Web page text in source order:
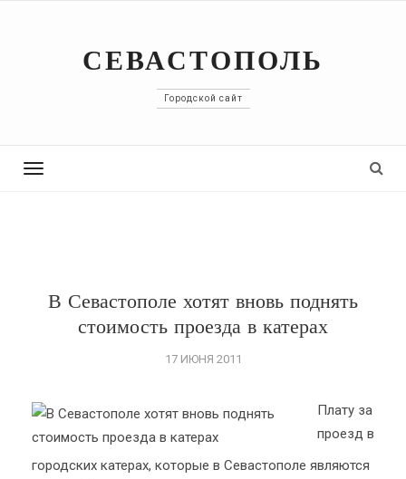
СЕВАСТОПОЛЬ
Городской сайт
Toggle
В Севастополе хотят вновь поднять
стоимость проезда в катерах
17 ИЮНЯ 2011
Плату за
проезд в
городских катерах, которые в Севастополе являются